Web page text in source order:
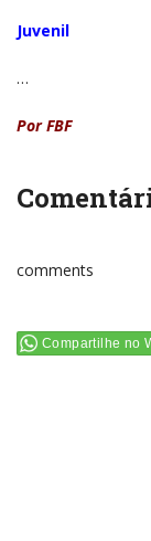
Juvenil
…
Por FBF
comments
Compartilhe no